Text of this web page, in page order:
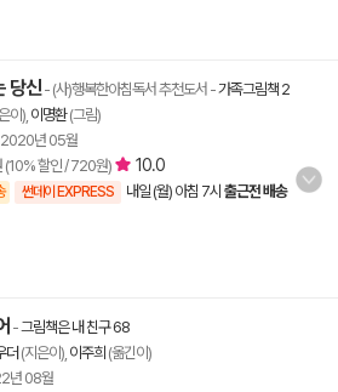
당신- (사)행복한아침독서 추천도서 -가족그림책 2
이), 이명환(그림)
2020년 05월
(10% 할인 / 720원) 10.0
썬데이 EXPRESS 내일 (월) 아침 7시 출근전 배송
-그림책은 내 친구 68
더 (지은이), 이주희 (옮긴이)
년 08월